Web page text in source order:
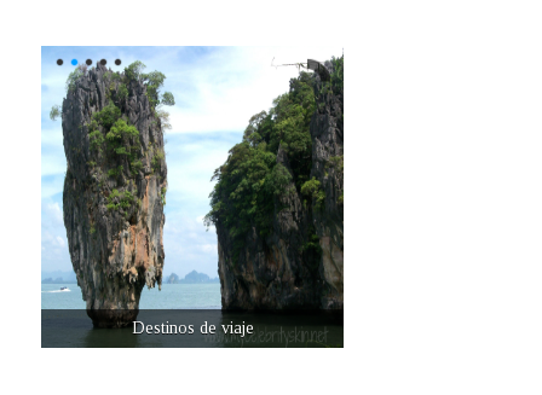
Destinos de viaje